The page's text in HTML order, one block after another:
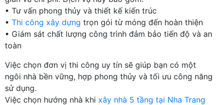
• Tư vấn phong thủy và thiết kế kiến trúc
• Thi công xây dựng trọn gói từ móng đến hoàn thiện
• Giám sát chất lượng công trình đảm bảo tiến độ và an
toàn
Việc chọn đơn vị thi công uy tín sẽ giúp bạn có một
ngôi nhà bền vững, hợp phong thủy và tối ưu công năng
sử dụng.
Việc chọn hướng nhà khi xây nhà 5 tầng tại Nha Trang